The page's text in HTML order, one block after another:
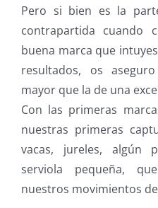
Pero si bien es la
contrapartida cuando
buena marca que
resultados, os
mayor que la de una
Con las primeras
nuestras primeras
vacas, jureles, algún
serviola pequeña,
nuestros movimientos